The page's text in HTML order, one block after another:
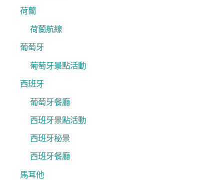
荷蘭
荷蘭航線
葡萄牙
葡萄牙景點活動
西班牙
葡萄牙餐廳
西班牙景點活動
西班牙秘景
西班牙餐廳
馬耳他